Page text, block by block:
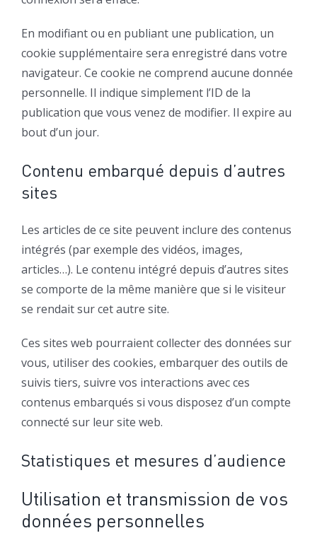
En modifiant ou en publiant une publication, un
cookie supplémentaire sera enregistré dans votre
navigateur. Ce cookie ne comprend aucune donnée
personnelle. Il indique simplement l’ID de la
publication que vous venez de modifier. Il expire au
bout d’un jour.
Contenu embarqué depuis d’autres
sites
Les articles de ce site peuvent inclure des contenus
intégrés (par exemple des vidéos, images,
articles…). Le contenu intégré depuis d’autres sites
se comporte de la même manière que si le visiteur
se rendait sur cet autre site.
Ces sites web pourraient collecter des données sur
vous, utiliser des cookies, embarquer des outils de
suivis tiers, suivre vos interactions avec ces
contenus embarqués si vous disposez d’un compte
connecté sur leur site web.
Statistiques et mesures d’audience
Utilisation et transmission de vos
données personnelles